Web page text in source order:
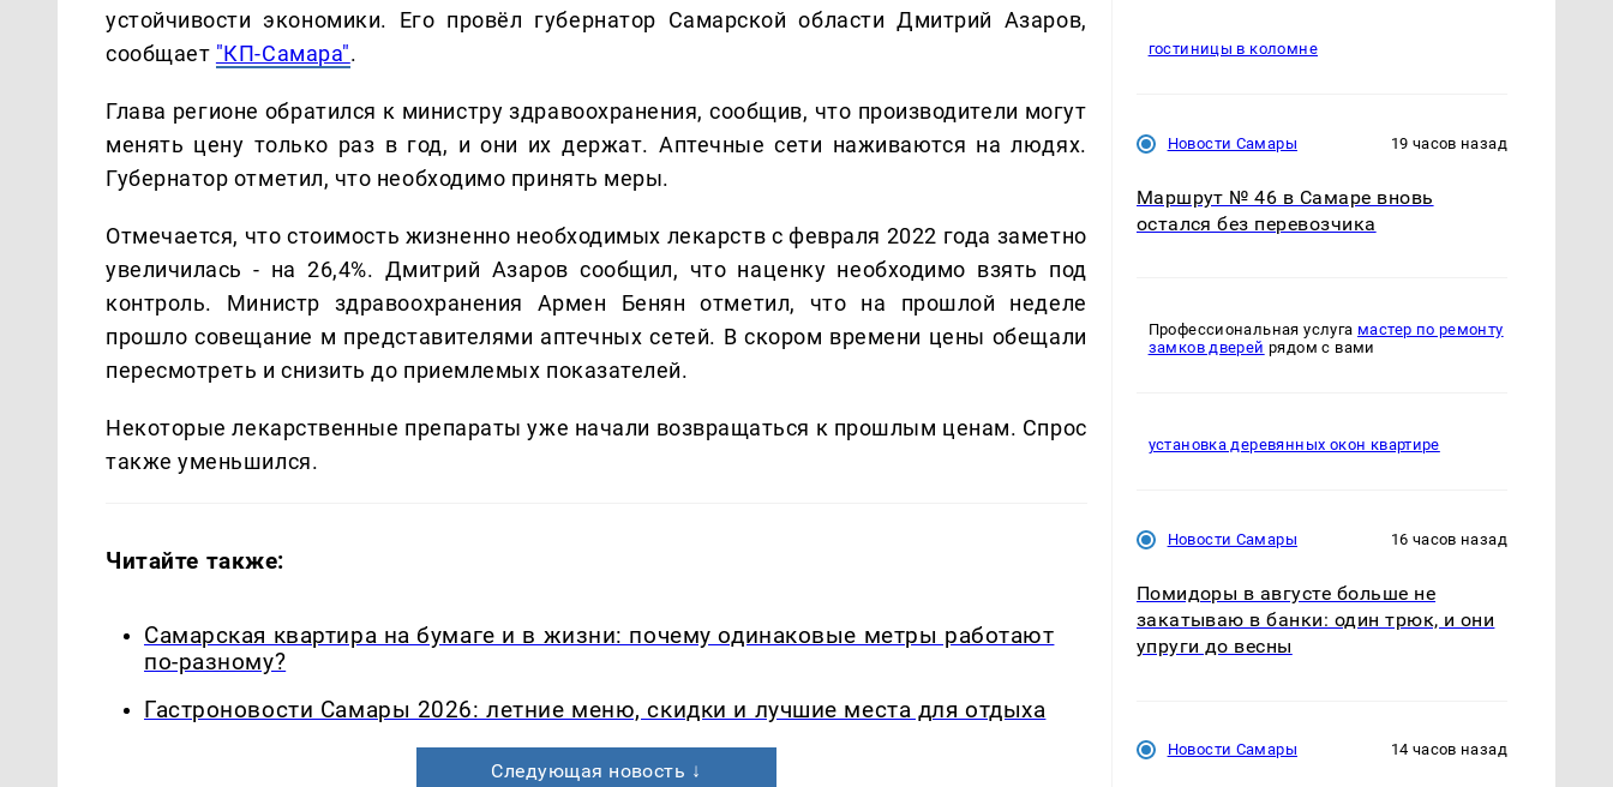
устойчивости экономики. Его провёл губернатор Самарской области Дмитрий Азаров,
сообщает "КП-Самара".
Глава регионе обратился к министру здравоохранения, сообщив, что производители могут
менять цену только раз в год, и они их держат. Аптечные сети наживаются на людях.
Губернатор отметил, что необходимо принять меры.
Отмечается, что стоимость жизненно необходимых лекарств с февраля 2022 года заметно
увеличилась - на 26,4%. Дмитрий Азаров сообщил, что наценку необходимо взять под
контроль. Министр здравоохранения Армен Бенян отметил, что на прошлой неделе
прошло совещание м представителями аптечных сетей. В скором времени цены обещали
пересмотреть и снизить до приемлемых показателей.
Некоторые лекарственные препараты уже начали возвращаться к прошлым ценам. Спрос
также уменьшился.
Читайте также:
Самарская квартира на бумаге и в жизни: почему одинаковые метры работают
по-разному?
Гастроновости Самары 2026: летние меню, скидки и лучшие места для отдыха
Следующая новость ↓
гостиницы в коломне
Новости Самары 19 часов назад
Маршрут № 46 в Самаре вновь
остался без перевозчика
Профессиональная услуга мастер по ремонту
замков дверей рядом с вами
установка деревянных окон квартире
Новости Самары 16 часов назад
Помидоры в августе больше не
закатываю в банки: один трюк, и они
упруги до весны
Новости Самары 14 часов назад